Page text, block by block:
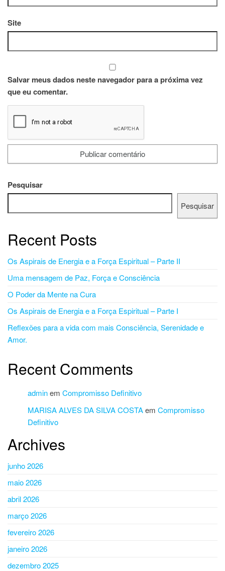
Site
Salvar meus dados neste navegador para a próxima vez
que eu comentar.
Pesquisar
Pesquisar
Recent Posts
Os Aspirais de Energia e a Força Espiritual – Parte II
Uma mensagem de Paz, Força e Consciência
O Poder da Mente na Cura
Os Aspirais de Energia e a Força Espiritual – Parte I
Reflexões para a vida com mais Consciência, Serenidade e
Amor.
Recent Comments
adminem Compromisso Definitivo
MARISA ALVES DA SILVA COSTAem Compromisso
Definitivo
Archives
junho 2026
maio 2026
abril 2026
março 2026
fevereiro 2026
janeiro 2026
dezembro 2025